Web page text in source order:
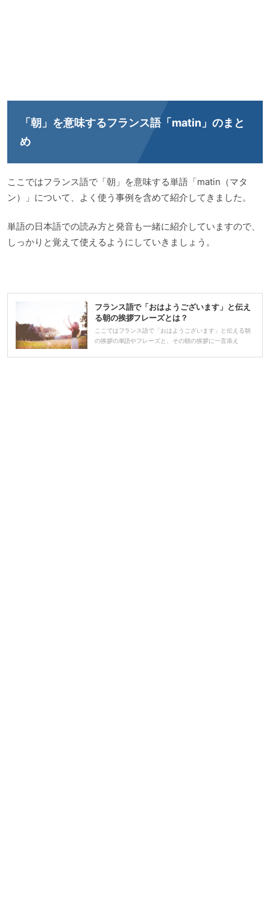
「朝」を意味するフランス語「matin」のまと
め
ここではフランス語で「朝」を意味する単語「matin（マタ
ン）」について、よく使う事例を含めて紹介してきました。
単語の日本語での読み方と発音も一緒に紹介していますので、
しっかりと覚えて使えるようにしていきましょう。
フランス語で「おはようございます」と伝え
る朝の挨拶フレーズとは？
ここではフランス語で「おはようございます」と伝える朝
の挨拶の単語やフレーズと、その朝の挨拶に一言添え